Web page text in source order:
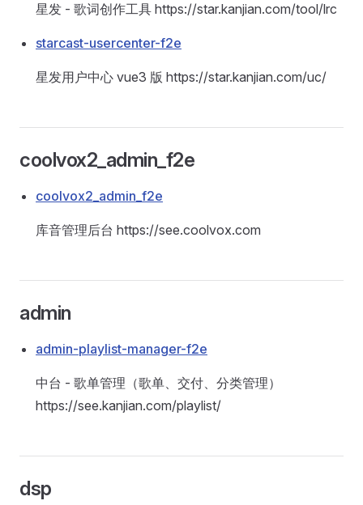
星发 - 歌词创作工具 https://star.kanjian.com/tool/lrc
starcast-usercenter-f2e
星发用户中心 vue3 版 https://star.kanjian.com/uc/
coolvox2_admin_f2e
coolvox2_admin_f2e
库音管理后台 https://see.coolvox.com
admin
admin-playlist-manager-f2e
中台 - 歌单管理（歌单、交付、分类管理）
https://see.kanjian.com/playlist/
dsp